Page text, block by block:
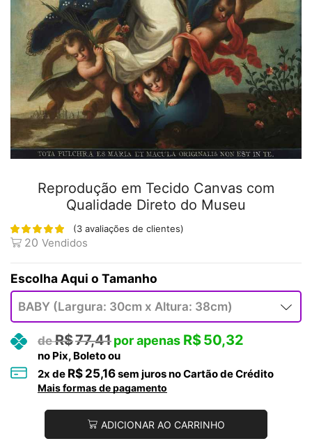
Reprodução em Tecido Canvas com
Qualidade Direto do Museu
(3 avaliações de clientes)
20 Vendidos
Tamanho
R$77,41 R$50,32
no Pix, Boleto ou
2x de R$ 25,16sem juros no Cartão de Crédito
Mais formas de pagamento
ADICIONAR AO CARRINHO